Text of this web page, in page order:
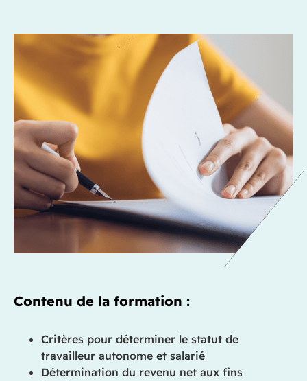
Contenu de la formation :
Critères pour déterminer le statut de
travailleur autonome et salarié
Détermination du revenu net aux fins